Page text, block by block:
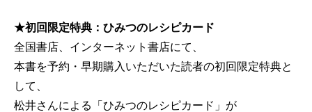
★初回限定特典：ひみつのレシピカード
全国書店、インターネット書店にて、
本書を予約・早期購入いただいた読者の初回限定特典と
して、
松井さんによる「ひみつのレシピカード」が